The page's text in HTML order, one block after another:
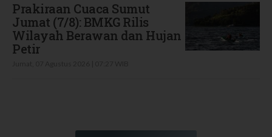
Prakiraan Cuaca Sumut
Jumat (7/8): BMKG Rilis
Wilayah Berawan dan Hujan
Petir